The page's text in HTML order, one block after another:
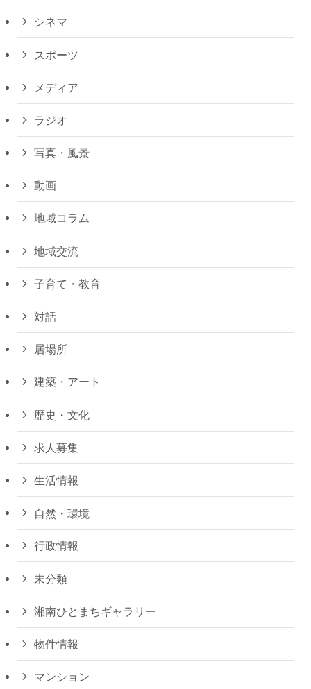
シネマ
スポーツ
メディア
ラジオ
写真・風景
動画
地域コラム
地域交流
子育て・教育
対話
居場所
建築・アート
歴史・文化
求人募集
生活情報
自然・環境
行政情報
未分類
湘南ひとまちギャラリー
物件情報
マンション